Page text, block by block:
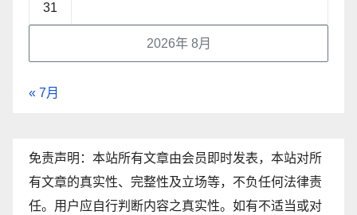
2026年 8月
31
« 7月
免责声明：本站所有文章由会员即时发表，本站对所
有文章的真实性、完整性及立场等，不负任何法律责
任。用户应自行判断内容之真实性。如有不适当或对